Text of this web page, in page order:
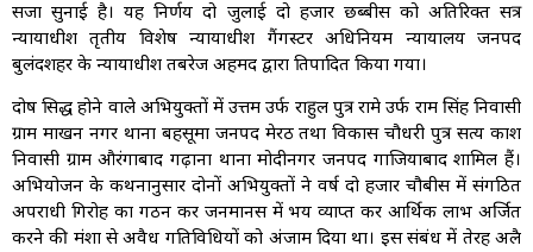
सजा सुनाई है। यह निर्णय दो जुलाई दो हजार छब्बीस को अतिरिक्त सत्र
न्यायाधीश तृतीय विशेष न्यायाधीश गैंगस्टर अधिनियम न्यायालय जनपद
बुलंदशहर के न्यायाधीश तबरेज अहमद द्वारा प्रतिपादित किया गया।
दोष सिद्ध होने वाले अभियुक्तों में उत्तम उर्फ राहुल पुत्र रामे उर्फ राम सिंह निवासी
ग्राम माखन नगर थाना बहसूमा जनपद मेरठ तथा विकास चौधरी पुत्र सत्य प्रकाश
निवासी ग्राम औरंगाबाद गढ़ाना थाना मोदीनगर जनपद गाजियाबाद शामिल हैं।
अभियोजन के कथनानुसार दोनों अभियुक्तों ने वर्ष दो हजार चौबीस में संगठित
अपराधी गिरोह का गठन कर जनमानस में भय व्याप्त कर आर्थिक लाभ अर्जित
करने की मंशा से अवैध गतिविधियों को अंजाम दिया था। इस संबंध में तेरह अप्रैल